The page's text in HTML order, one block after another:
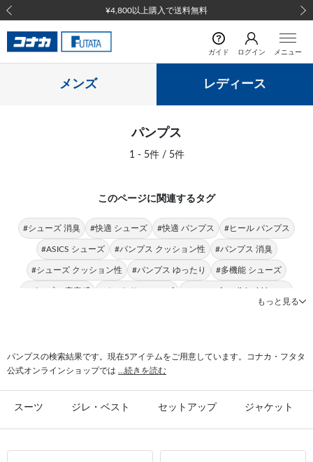
¥4,800以上購入で送料無料
前の画像
ガイド ログイン メニュー
メンズ レディース
パンプス
1 - 5件 / 5件
このページに関連するタグ
#シューズ 消臭 #快適 シューズ #快適 パンプス #ヒール パンプス
#ASICS シューズ #パンプス クッション性 #パンプス 消臭
#シューズ クッション性 #パンプス ゆったり #多機能 シューズ
#パンプス 安定感 #ゆったり シューズ #シューズ english girl by J.P.
#パンプス 多機能
もっと見る
パンプスの検索結果です。現在5アイテムをご用意しています。コナカ・フタタ
公式オンラインショップでは
...続きを読む
スーツ ジレ・ベスト セットアップ ジャケット